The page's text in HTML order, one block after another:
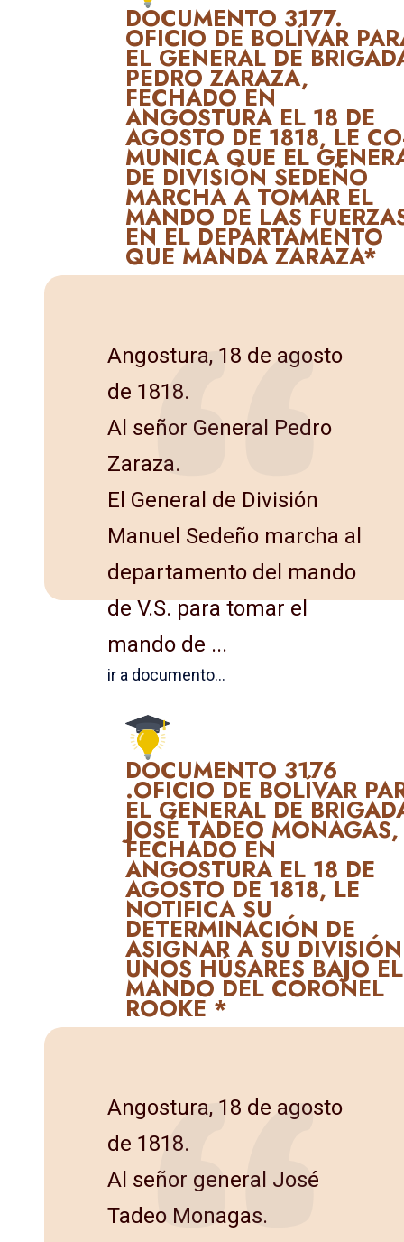
DOCUMENTO 3177.
OFICIO DE BOLÍVAR
EL GENERAL DE
PEDRO ZARAZA,
FECHADO EN
ANGOSTURA EL 18 DE
AGOSTO DE 1818, LE
MUNICA QUE EL
DE DIVISIÓN SEDEÑO
MARCHA A TOMAR EL
MANDO DE LAS
EN EL DEPARTAMENTO
QUE MANDA ZA­RAZA*
Angostura, 18 de agosto
de 1818.
Al señor General Pedro
Zaraza.
El General de División
Manuel Sedeño marcha al
departamen­to del mando
de V.S. para tomar el
mando de ...
ir a documento...
DOCUMENTO 3176
.OFICIO DE BOLÍVAR
EL GENERAL DE
JOSÉ TADEO MONAGAS,
FECHADO EN
ANGOSTURA EL 18 DE
AGOSTO DE 1818, LE
NOTIFICA SU
DETERMINACIÓN DE
ASIGNAR A SU DIVISIÓN
UNOS HÚSARES BAJO EL
MANDO DEL CORONEL
ROOKE *
Angostura, 18 de agosto
de 1818.
Al señor general José
Tadeo Monagas.